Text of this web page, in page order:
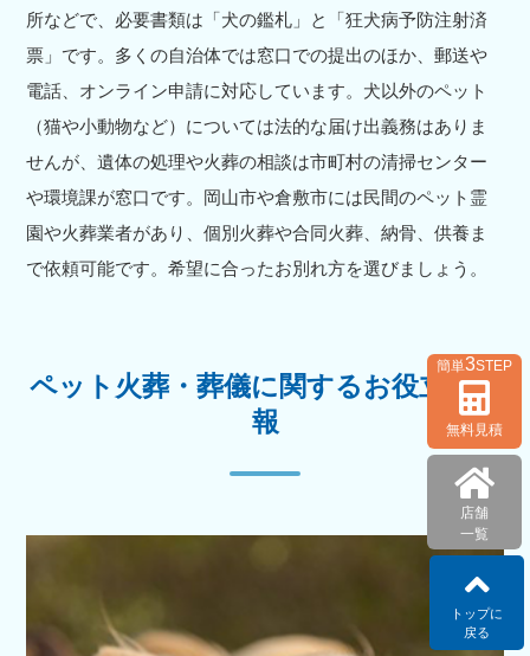
所などで、必要書類は「犬の鑑札」と「狂犬病予防注射済
票」です。多くの自治体では窓口での提出のほか、郵送や
電話、オンライン申請に対応しています。犬以外のペット
（猫や小動物など）については法的な届け出義務はありま
せんが、遺体の処理や火葬の相談は市町村の清掃センター
や環境課が窓口です。岡山市や倉敷市には民間のペット霊
園や火葬業者があり、個別火葬や合同火葬、納骨、供養ま
で依頼可能です。希望に合ったお別れ方を選びましょう。
ペット火葬・葬儀に関するお役立ち情
報
簡単3STEP
無料見積
店舗
一覧
トップに
戻る